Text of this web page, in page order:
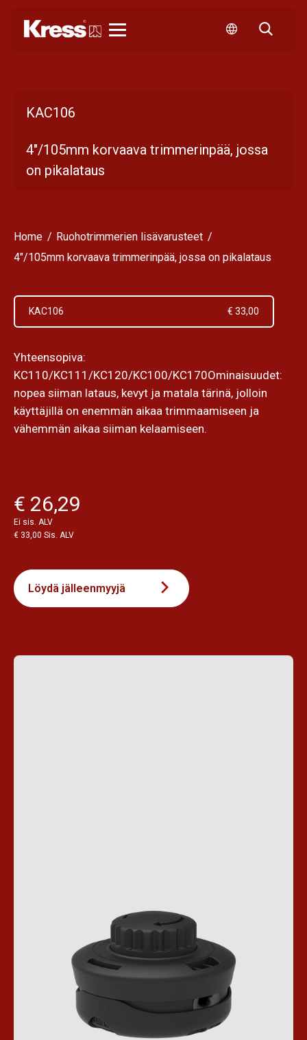
KAC106
4"/105mm korvaava trimmerinpää, jossa
on pikalataus
Home
Ruohotrimmerien lisävarusteet
4"/105mm korvaava trimmerinpää, jossa on pikalataus
KAC106 € 33,00
Yhteensopiva:
KC110/KC111/KC120/KC100/KC170Ominaisuudet:
nopea siiman lataus, kevyt ja matala tärinä, jolloin
käyttäjillä on enemmän aikaa trimmaamiseen ja
vähemmän aikaa siiman kelaamiseen.
€ 26,29
Ei sis. ALV
€ 33,00 Sis. ALV
Löydä jälleenmyyjä